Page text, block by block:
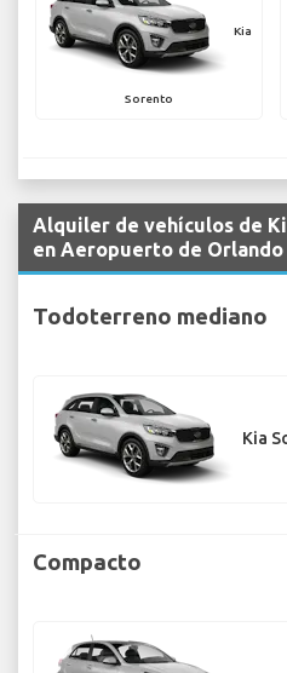
Kia
Sorento
Alquiler de vehículos de
en Aeropuerto de Orlando
Todoterreno mediano
Kia
Compacto